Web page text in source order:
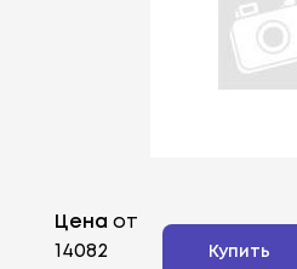
Цена от
14082
Купить